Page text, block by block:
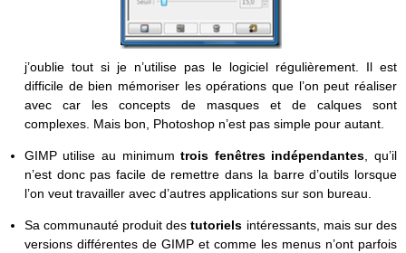
j’oublie tout si je n’utilise pas le logiciel régulièrement. Il est
difficile de bien mémoriser les opérations que l’on peut réaliser
avec car les concepts de masques et de calques sont
complexes. Mais bon, Photoshop n’est pas simple pour autant.
GIMP utilise au minimumtrois fenêtres indépendantes , qu’il
n’est donc pas facile de remettre dans la barre d’outils lorsque
l’on veut travailler avec d’autres applications sur son bureau.
Sa communauté produit destutoriels intéressants, mais sur des
versions différentes de GIMP et comme les menus n’ont parfois